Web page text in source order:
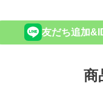
友だち追加
商